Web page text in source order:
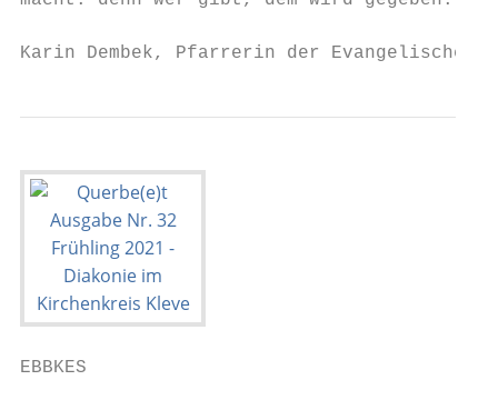
Karin Dembek, Pfarrerin der Evangelischen
EBBKES